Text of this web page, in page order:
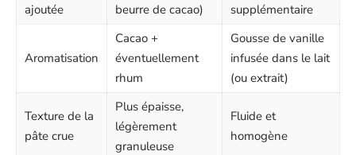
ajoutée
beurre de cacao)
supplémentaire
Aromatisation
Cacao +
éventuellement
rhum
Gousse de vanille
infusée dans le lait
(ou extrait)
Texture de la
pâte crue
Plus épaisse,
légèrement
granuleuse
Fluide et
homogène